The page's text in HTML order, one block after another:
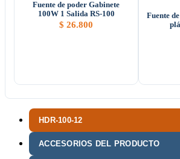
HDR-100-12
ACCESORIOS DEL PRODUCTO
Fuente de poder Gabinete
100W 1 Salida RS-100
$ 26.800
Fuente